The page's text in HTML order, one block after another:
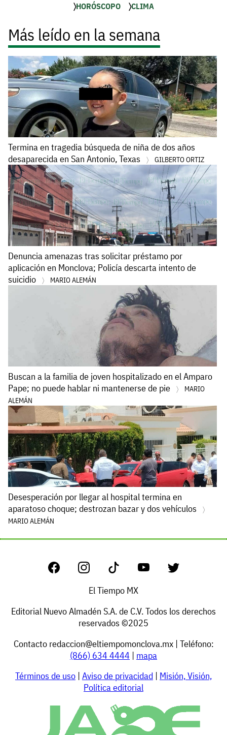
HORÓSCOPO CLIMA
Más leído en la semana
Termina en tragedia búsqueda de niña de dos años
desaparecida en San Antonio, Texas
GILBERTO ORTIZ
Denuncia amenazas tras solicitar préstamo por
aplicación en Monclova; Policía descarta intento de
suicidio
MARIO ALEMÁN
Buscan a la familia de joven hospitalizado en el Amparo
Pape; no puede hablar ni mantenerse de pie
MARIO
ALEMÁN
Desesperación por llegar al hospital termina en
aparatoso choque; destrozan bazar y dos vehículos
MARIO ALEMÁN
El Tiempo MX
Editorial Nuevo Almadén S.A. de C.V. Todos los derechos
reservados ©2025
Contacto redaccion@eltiempomonclova.mx| Teléfono:
(866) 634 4444 | mapa
Términos de uso | Aviso de privacidad | Misión, Visión,
Política editorial